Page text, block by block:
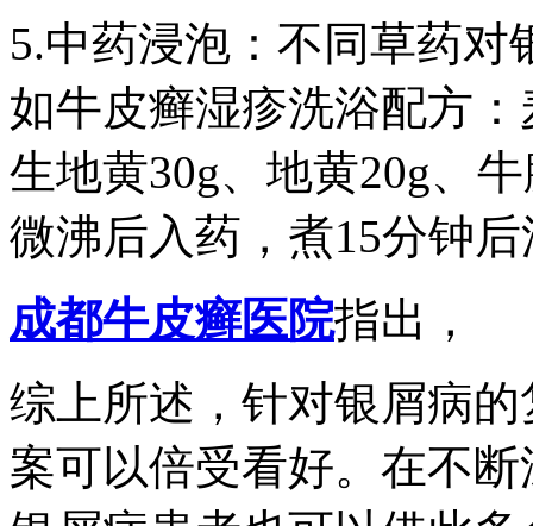
5.中药浸泡：不同草药
如牛皮癣湿疹洗浴配方
生地黄30g、地黄20g、
微沸后入药，煮15分钟
成都牛皮癣医院指出，
综上所述，针对银屑病
案可以倍受看好。在不